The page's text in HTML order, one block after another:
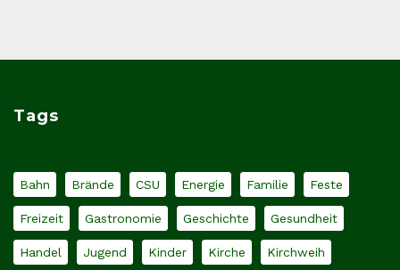
Tags
Bahn Brände CSU Energie Familie Feste
Freizeit Gastronomie Geschichte Gesundheit
Handel Jugend Kinder Kirche Kirchweih